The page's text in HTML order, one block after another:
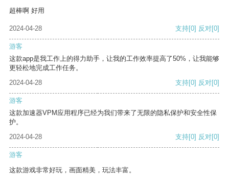
超棒啊 好用
2024-04-28 支持[0] 反对[0]
游客
这款app是我工作上的得力助手，让我的工作效率提高了50%，让我能够
更轻松地完成工作任务。
2024-04-28
支持[0] 反对[0]
游客
这款加速器VPM应用程序已经为我们带来了无限的隐私保护和安全性保
护。
2024-04-28
支持[0] 反对[0]
游客
这款游戏非常好玩，画面精美，玩法丰富。